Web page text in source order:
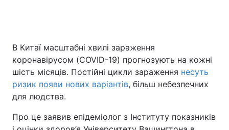
В Китаї масштабні хвилі зараження
коронавірусом (COVID-19) прогнозують на кожні
шість місяців. Постійні цикли зараження несуть
ризик появи нових варіантів, більш небезпечних
для людства.
Про це заявив епідеміолог з Інституту показників